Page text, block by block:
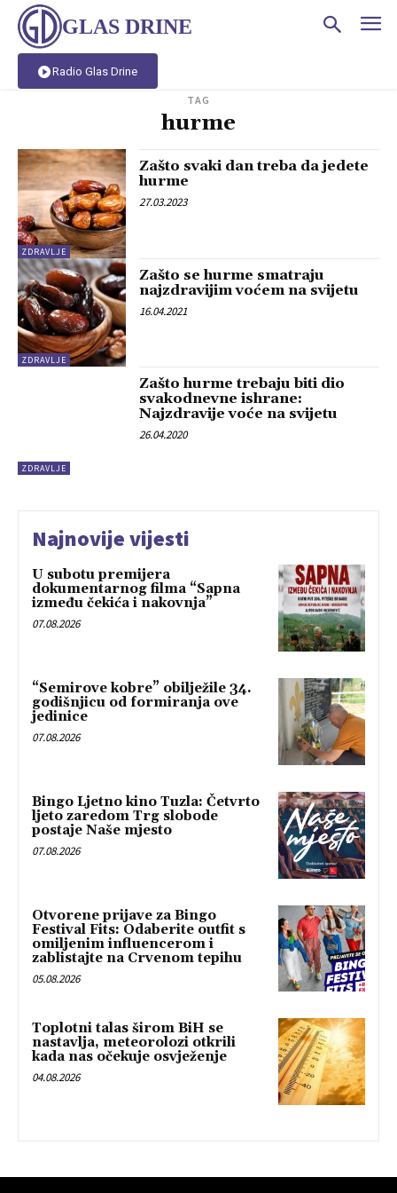
GLAS DRINE
Radio Glas Drine
TAG
hurme
ZDRAVLJE
Zašto svaki dan treba da jedete
hurme
27.03.2023
ZDRAVLJE
Zašto se hurme smatraju
najzdravijim voćem na svijetu
16.04.2021
ZDRAVLJE
Zašto hurme trebaju biti dio
svakodnevne ishrane:
Najzdravije voće na svijetu
26.04.2020
Najnovije vijesti
U subotu premijera
dokumentarnog filma “Sapna
između čekića i nakovnja”
07.08.2026
“Semirove kobre” obilježile 34.
godišnjicu od formiranja ove
jedinice
07.08.2026
Bingo Ljetno kino Tuzla: Četvrto
ljeto zaredom Trg slobode
postaje Naše mjesto
07.08.2026
Otvorene prijave za Bingo
Festival Fits: Odaberite outfit s
omiljenim influencerom i
zablistajte na Crvenom tepihu
05.08.2026
Toplotni talas širom BiH se
nastavlja, meteorolozi otkrili
kada nas očekuje osvježenje
04.08.2026